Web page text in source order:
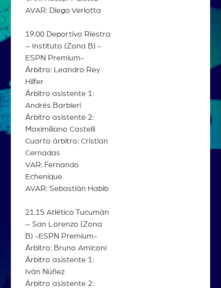
AVAR: Diego Verlotta
19.00 Deportivo Riestra
– Instituto (Zona B) -
ESPN Premium-
Árbitro: Leandro Rey
Hilfer
Árbitro asistente 1:
Andrés Barbieri
Árbitro asistente 2:
Maximiliano Castelli
Cuarto árbitro: Cristian
Cernadas
VAR: Fernando
Echenique
AVAR: Sebastián Habib
21.15 Atlético Tucumán
– San Lorenzo (Zona
B) -ESPN Premium-
Árbitro: Bruno Amiconi
Árbitro asistente 1:
Iván Núñez
Árbitro asistente 2: